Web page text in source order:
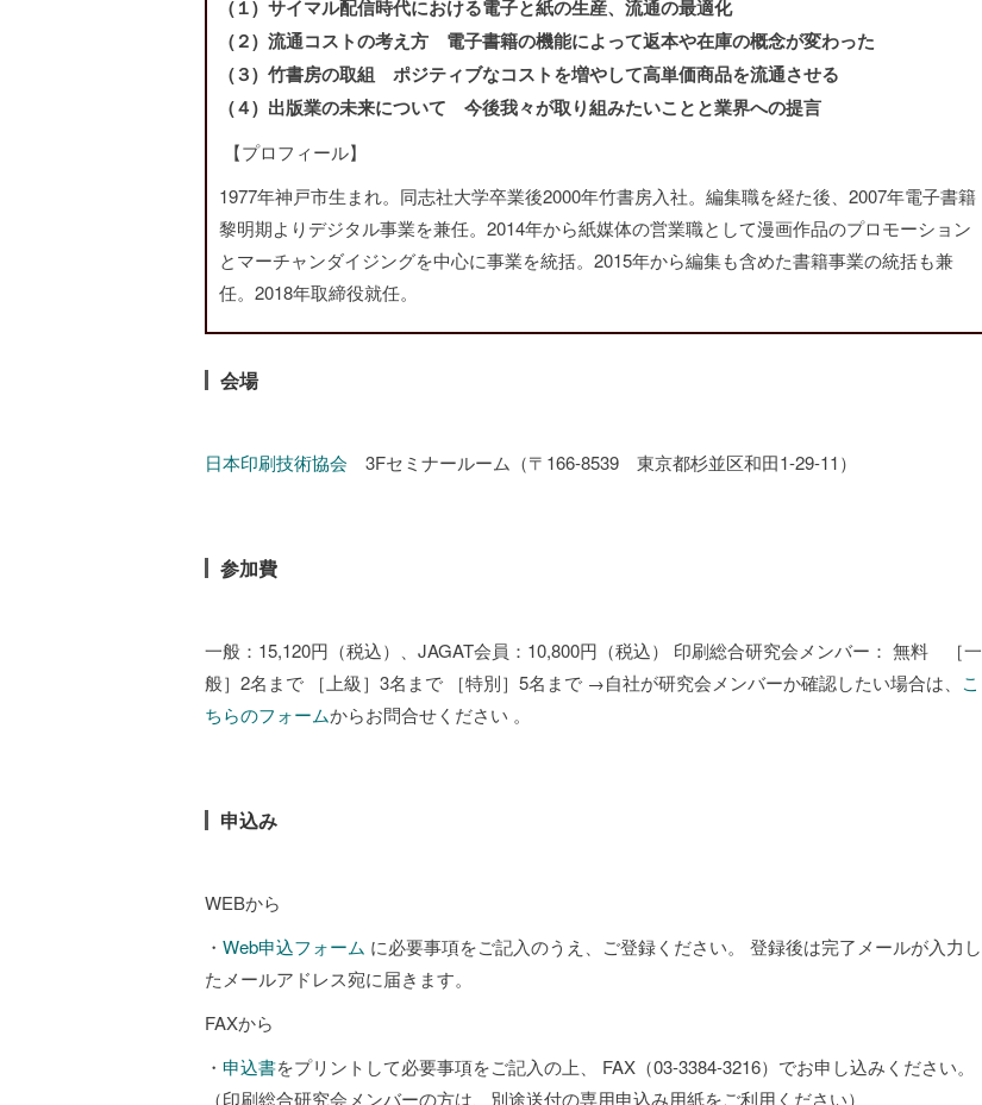
(１) サイマル配信時代における電子と紙の生産、流通の最適化
(２) 流通コストの考え方 電子書籍の機能によって返本や在庫の概念が変わった
(３) 竹書房の取組 ポジティブなコストを増やして高単価商品を流通させる
(４) 出版業の未来について 今後我々が取り組みたいことと業界への提言
【プロフィール】
1977年神戸市生まれ。同志社大学卒業後2000年竹書房入社。編集職を経た後、2007年電子書籍
黎明期よりデジタル事業を兼任。2014年から紙媒体の営業職として漫画作品のプロモーション
とマーチャンダイジングを中心に事業を統括。2015年から編集も含めた書籍事業の統括も兼
任。2018年取締役就任。
会場
日本印刷技術協会 3Fセミナールーム（〒166-8539 東京都杉並区和田1-29-11）
参加費
一般：15,120円（税込）、JAGAT会員：10,800円（税込） 印刷総合研究会メンバー： 無料 ［一
般］2名まで ［上級］3名まで ［特別］5名まで →自社が研究会メンバーか確認したい場合は、 こ
ちらのフォームからお問合せください 。
申込み
WEBから
・ Web申込フォーム に必要事項をご記入のうえ、ご登録ください。 登録後は完了メールが入力し
たメールアドレス宛に届きます。
FAXから
・ 申込書をプリントして必要事項をご記入の上、 FAX（03-3384-3216）でお申し込みください。
（印刷総合研究会メンバーの方は、別途送付の専用申込み用紙をご利用ください）